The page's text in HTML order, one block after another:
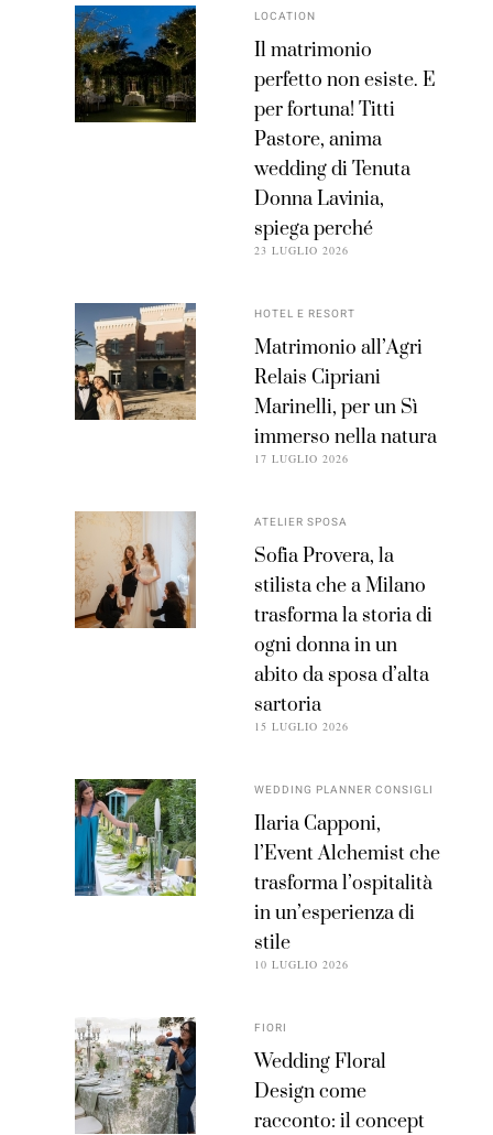
LOCATION
Il matrimonio
perfetto non esiste. E
per fortuna! Titti
Pastore, anima
wedding di Tenuta
Donna Lavinia,
spiega perché
23 LUGLIO 2026
HOTEL E RESORT
Matrimonio all’Agri
Relais Cipriani
Marinelli, per un Sì
immerso nella natura
17 LUGLIO 2026
ATELIER SPOSA
Sofia Provera, la
stilista che a Milano
trasforma la storia di
ogni donna in un
abito da sposa d’alta
sartoria
15 LUGLIO 2026
WEDDING PLANNER CONSIGLI
Ilaria Capponi,
l’Event Alchemist che
trasforma l’ospitalità
in un’esperienza di
stile
10 LUGLIO 2026
FIORI
Wedding Floral
Design come
racconto: il concept